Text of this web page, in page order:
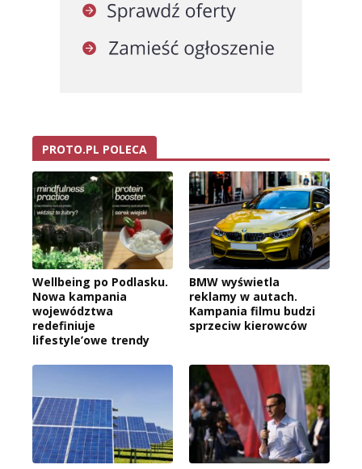
PROTO.PL POLECA
Wellbeing po Podlasku.
Nowa kampania
województwa
redefiniuje
lifestyle’owe trendy
BMW wyświetla
reklamy w autach.
Kampania filmu budzi
sprzeciw kierowców